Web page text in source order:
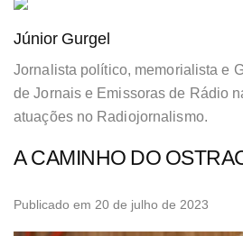
Júnior Gurgel
Jornalista político, memorialista e
de Jornais e Emissoras de Rádio
atuações no Radiojornalismo.
A CAMINHO DO
Publicado em 20 de julho de 2023